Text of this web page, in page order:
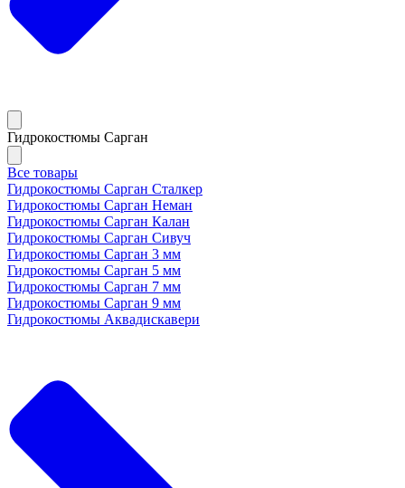
Гидрокостюмы Сарган
Все товары
Гидрокостюмы Сарган Сталкер
Гидрокостюмы Сарган Неман
Гидрокостюмы Сарган Калан
Гидрокостюмы Сарган Сивуч
Гидрокостюмы Сарган 3 мм
Гидрокостюмы Сарган 5 мм
Гидрокостюмы Сарган 7 мм
Гидрокостюмы Сарган 9 мм
Гидрокостюмы Аквадискавери